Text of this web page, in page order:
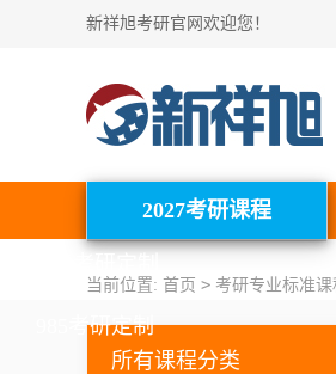
新祥旭考研官网欢迎您！
2027考研课程
当前位置: 首页 > 考研专业标准课
所有课程分类
985考研定制